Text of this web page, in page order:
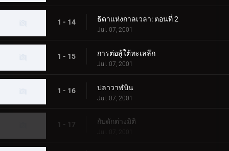
1 - 14 ธิดาแห่งกาลเวลา: ตอนที่ 2
Jul. 07, 2001
1 - 15 การต่อสู้ใต้ทะเลลึก
Jul. 07, 2001
1 - 16 ปลาวาฬบิน
Jul. 07, 2001
1 - 17 กับดักต่างมิติ
Jul. 07, 2001